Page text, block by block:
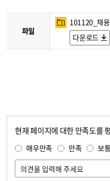
파일
101120_채
다운로드
현재 페이지에 대한 만족도를
매우만족 만족 보통